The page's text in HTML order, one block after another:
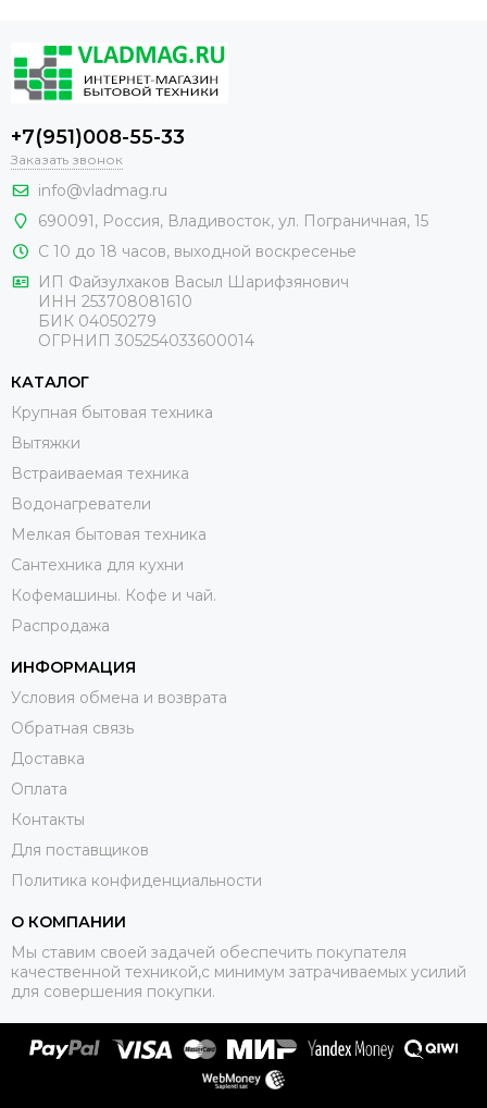
+7(951)008-55-33
Заказать звонок
info@vladmag.ru
690091, Россия, Владивосток, ул. Пограничная, 15
С 10 до 18 часов, выходной воскресенье
ИП Файзулхаков Васыл Шарифзянович
ИНН 253708081610
БИК 04050279
ОГРНИП 305254033600014
КАТАЛОГ
Крупная бытовая техника
Вытяжки
Встраиваемая техника
Водонагреватели
Мелкая бытовая техника
Сантехника для кухни
Кофемашины. Кофе и чай.
Распродажа
ИНФОРМАЦИЯ
Условия обмена и возврата
Обратная связь
Доставка
Оплата
Контакты
Для поставщиков
Политика конфиденциальности
О КОМПАНИИ
Мы ставим своей задачей обеспечить покупателя
качественной техникой,с минимум затрачиваемых усилий
для совершения покупки.